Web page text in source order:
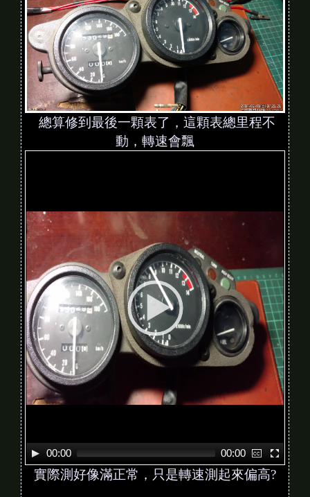
總算修到最後一顆表了，這顆表總里程不
動，轉速會飄
P
l
a
y
e
r
00:00 00:00
實際測好像滿正常，只是轉速測起來偏高?